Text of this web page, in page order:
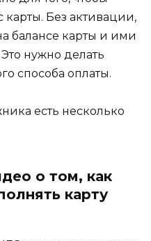
Без активации,
балансе карты и ими
нужно делать
способа оплаты.
есть несколько
о том, как
карту